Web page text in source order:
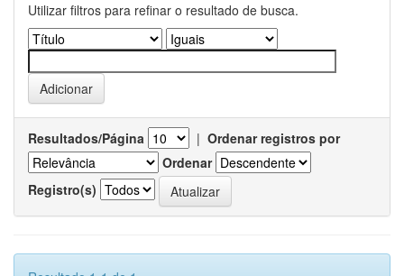
Utilizar filtros para refinar o resultado de busca.
Resultados/Página | Ordenar registros por
Ordenar
Registro(s)